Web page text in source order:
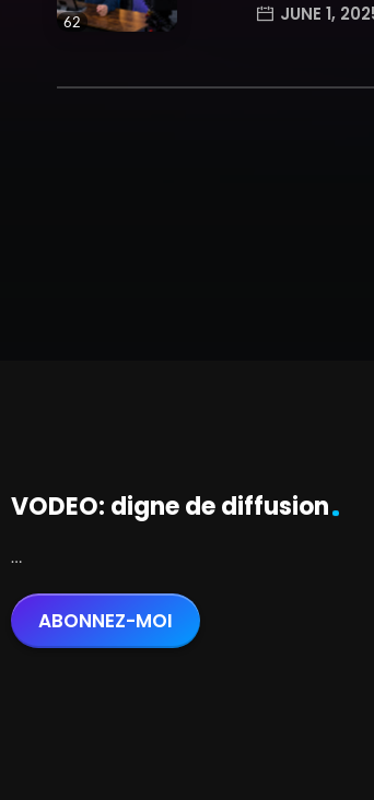
trending_flat
62 JUNE 1,
VODEO: digne de diffusion
…
ABONNEZ-MOI